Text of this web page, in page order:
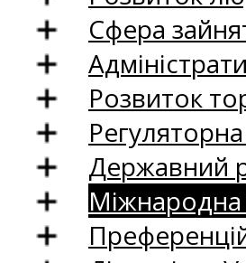
Сфера
Розвиток
Регуляторна
Державний
Міжнародна